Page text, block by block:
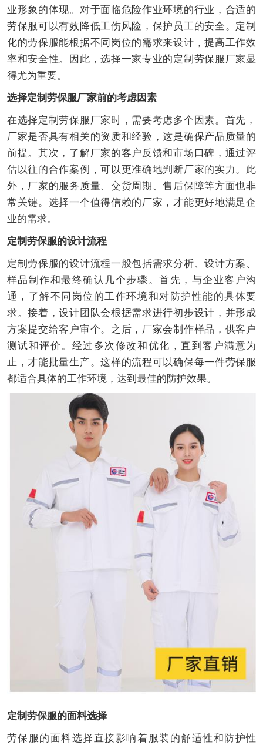
业形象的体现。对于面临危险作业环境的行业，合适的
劳保服可以有效降低工伤风险，保护员工的安全。定制
化的劳保服能根据不同岗位的需求来设计，提高工作效
率和安全性。因此，选择一家专业的定制劳保服厂家显
得尤为重要。
选择定制劳保服厂家前的考虑因素
在选择定制劳保服厂家时，需要考虑多个因素。首先，
厂家是否具有相关的资质和经验，这是确保产品质量的
前提。其次，了解厂家的客户反馈和市场口碑，通过评
估以往的合作案例，可以更准确地判断厂家的实力。此
外，厂家的服务质量、交货周期、售后保障等方面也非
常关键。选择一个值得信赖的厂家，才能更好地满足企
业的需求。
定制劳保服的设计流程
定制劳保服的设计流程一般包括需求分析、设计方案、
样品制作和最终确认几个步骤。首先，与企业客户沟
通，了解不同岗位的工作环境和对防护性能的具体要
求。接着，设计团队会根据需求进行初步设计，并形成
方案提交给客户审个。之后，厂家会制作样品，供客户
测试和评价。经过多次修改和优化，直到客户满意为
止，才能批量生产。这样的流程可以确保每一件劳保服
都适合具体的工作环境，达到最佳的防护效果。
定制劳保服的面料选择
劳保服的面料选择直接影响着服装的舒适性和防护性